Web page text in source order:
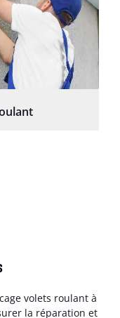
volets roulant à
la réparation et